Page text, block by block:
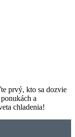
prvý, kto sa dozvie
a
chladenia!